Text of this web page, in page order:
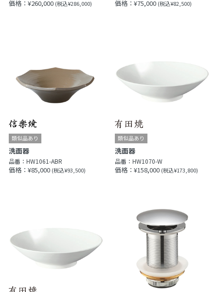
価格：¥260,000 (税込¥286,000) 価格：¥75,000 (税込¥82,500)
洗面器
品番： HW1061-ABR
価格：¥85,000 (税込¥93,500)
洗面器
品番：HW1070-W
価格：¥158,000 (税込¥173,800)